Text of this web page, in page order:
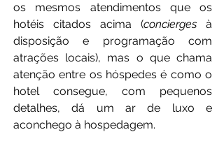
os mesmos atendimentos que os
hotéis citados acima (concierges à
disposição e programação com
atrações locais), mas o que chama
atenção entre os hóspedes é como o
hotel consegue, com pequenos
detalhes, dá um ar de luxo e
aconchego à hospedagem.